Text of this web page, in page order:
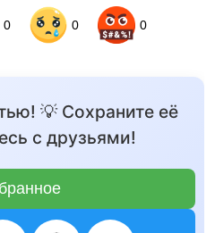
0 0 0
💡 Сохраните её
с друзьями!